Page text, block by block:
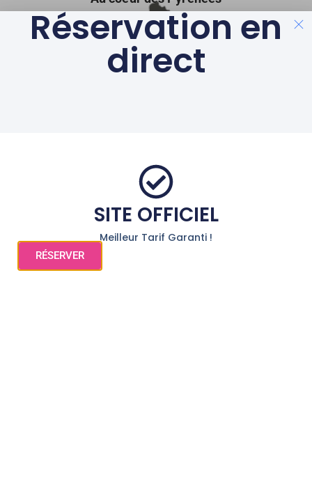
Réservation en
direct
SITE OFFICIEL
Meilleur Tarif Garanti !
RÉSERVER